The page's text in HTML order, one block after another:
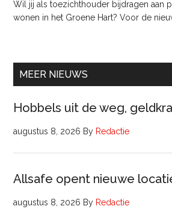
Wil jij als toezichthouder bijdragen aan
wonen in het Groene Hart? Voor de
MEER NIEUWS
Hobbels uit de weg,
augustus 8, 2026 By Redactie
Allsafe opent nieuwe
augustus 8, 2026 By Redactie